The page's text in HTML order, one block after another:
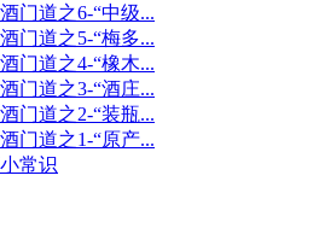
门道之6-“中级...
门道之5-“梅多...
门道之4-“橡木...
门道之3-“酒庄...
门道之2-“装瓶...
门道之1-“原产...
常识